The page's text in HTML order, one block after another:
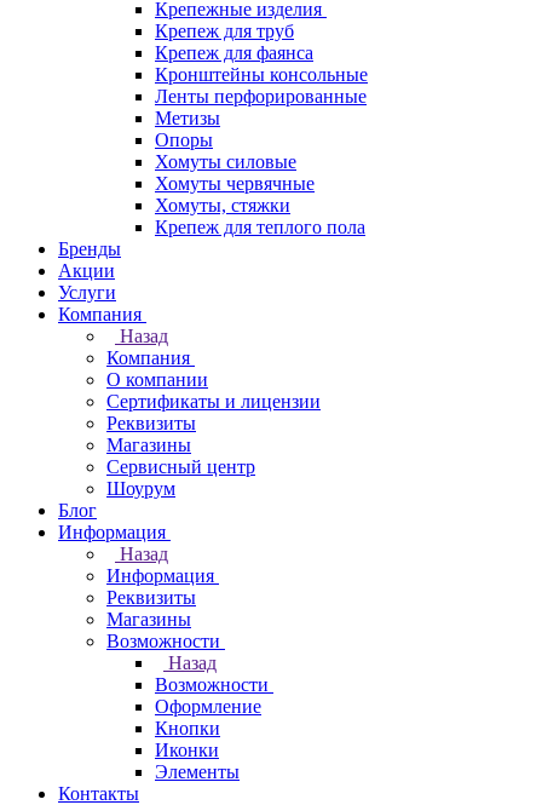
Крепежные изделия
Крепеж для труб
Крепеж для фаянса
Кронштейны консольные
Ленты перфорированные
Метизы
Опоры
Хомуты силовые
Хомуты червячные
Хомуты, стяжки
Крепеж для теплого пола
Бренды
Акции
Услуги
Компания
Назад
Компания
О компании
Сертификаты и лицензии
Реквизиты
Магазины
Сервисный центр
Шоурум
Блог
Информация
Назад
Информация
Реквизиты
Магазины
Возможности
Назад
Возможности
Оформление
Кнопки
Иконки
Элементы
Контакты